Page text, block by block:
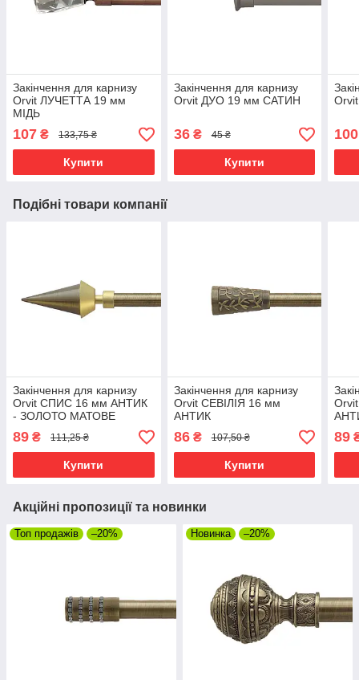
Закінчення для карнизу
Orvit ЛУЧЕТТА 19 мм
МІДЬ
107 ₴ 133,75 ₴
Купити
Закінчення для карнизу
Orvit ДУО 19 мм САТИН
36₴ 45 ₴
Купити
100
Подібні товари компанії
Закінчення для карнизу
Orvit СПИС 16 мм АНТИК
- ЗОЛОТО МАТОВЕ
89 ₴ 111,25 ₴
Купити
Закінчення для карнизу
Orvit СЕВІЛІЯ 16 мм
АНТИК
86₴ 107,50 ₴
Купити
89
Акційні пропозиції та новинки
Топ продажів –20% Новинка –20%